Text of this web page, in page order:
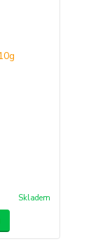
Skladem